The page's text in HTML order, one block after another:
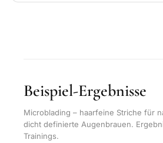
Beispiel-Ergebnisse
Microblading – haarfeine Striche für
dicht definierte Augenbrauen.
Trainings.